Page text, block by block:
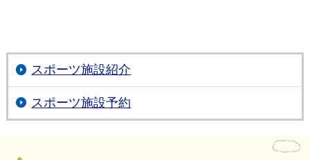
スポーツ施設紹介
スポーツ施設予約